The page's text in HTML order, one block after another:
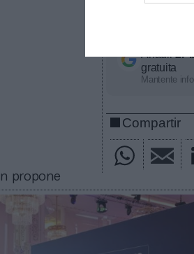
económico
Añadir
gratuita
Mantente
Compartir
propone